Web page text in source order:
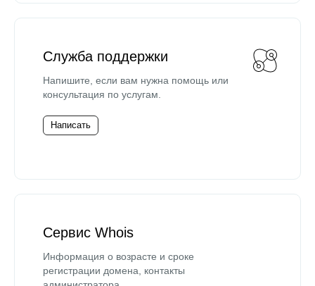
Служба поддержки
Напишите, если вам нужна помощь или
консультация по услугам.
Написать
Сервис Whois
Информация о возрасте и сроке
регистрации домена, контакты